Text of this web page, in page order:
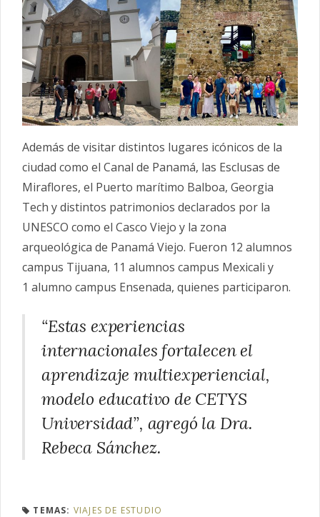
Además de visitar distintos lugares icónicos de la
ciudad como el Canal de Panamá, las Esclusas de
Miraflores, el Puerto marítimo Balboa, Georgia
Tech y distintos patrimonios declarados por la
UNESCO como el Casco Viejo y la zona
arqueológica de Panamá Viejo. Fueron 12 alumnos
campus Tijuana, 11 alumnos campus Mexicali y
1 alumno campus Ensenada, quienes participaron.
“Estas experiencias
internacionales fortalecen el
aprendizaje multiexperiencial,
modelo educativo de CETYS
Universidad”, agregó la Dra.
Rebeca Sánchez.
TEMAS: VIAJES DE ESTUDIO